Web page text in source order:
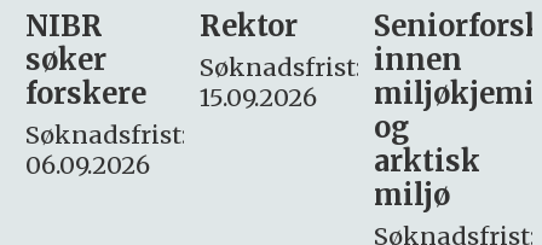
Rektor
Søknadsfrist:
15.09.2026
Seniorforsker
innen
miljøkjemi
søker
– fast
Søknadsfrist:
16. august.